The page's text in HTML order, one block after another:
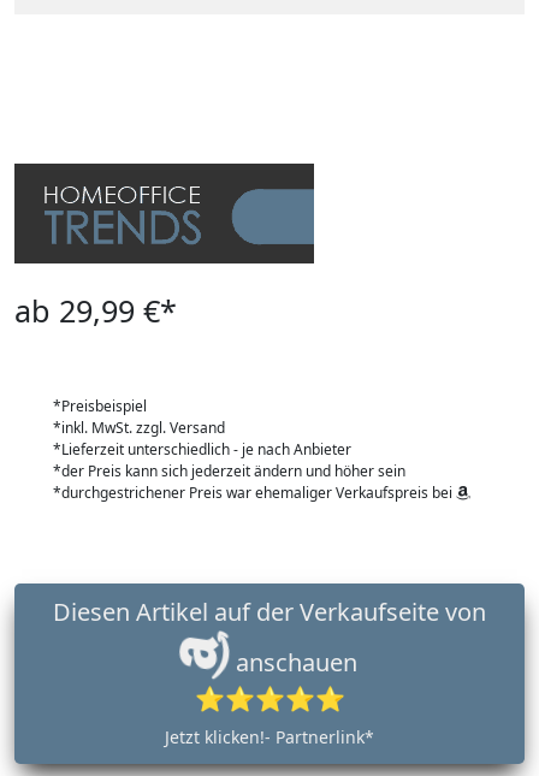
ab 29,99 €*
*Preisbeispiel
*inkl. MwSt. zzgl. Versand
*Lieferzeit unterschiedlich - je nach Anbieter
*der Preis kann sich jederzeit ändern und höher sein
*durchgestrichener Preis war ehemaliger Verkaufspreis bei
anschauen
⭐⭐⭐⭐⭐
Jetzt klicken!- Partnerlink*